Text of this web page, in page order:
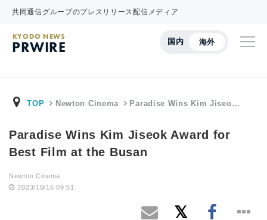
共同通信グループのプレスリリース配信メディア
国内 海外
KYODO NEWS
PRWIRE
TOP Newton Cinema Paradise Wins Kim Jiseo…
Paradise Wins Kim Jiseok Award for
Best Film at the Busan
Newton Cinema
2023/10/16 09:51